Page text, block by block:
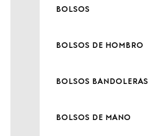
bolsos
bolsos de hombro
bolsos bandoleras
bolsos de mano